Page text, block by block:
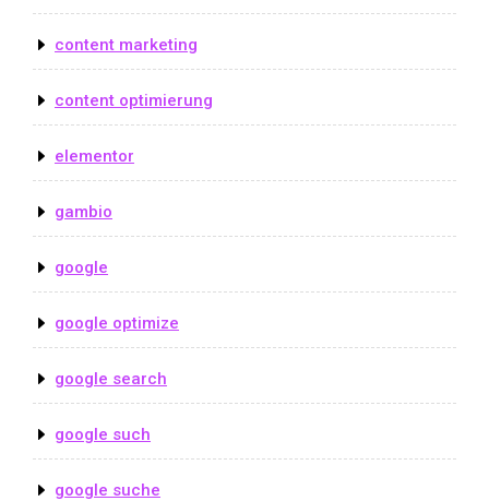
content marketing
content optimierung
elementor
gambio
google
google optimize
google search
google such
google suche